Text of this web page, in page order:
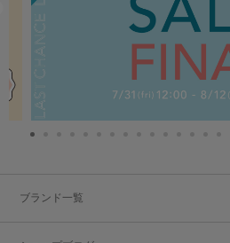
ブランド一覧